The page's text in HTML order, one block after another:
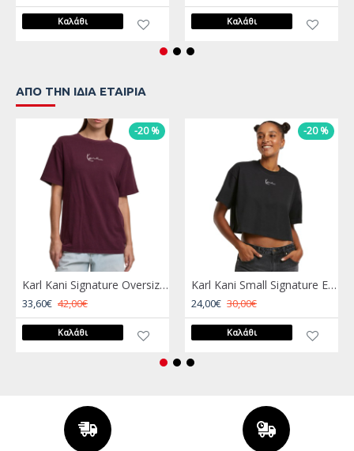
Καλάθι Καλάθι
ΑΠΌ ΤΗΝ ΊΔΙΑ ΕΤΑΙΡΊΑ
-20 %
Karl Kani Signature Oversized T-Shirt Μπορντώ
33,60€ 42,00€
Καλάθι
-20 %
Karl Kani Small Signature Essential Crop Tee Μαύρο
24,00€ 30,00€
Καλάθι